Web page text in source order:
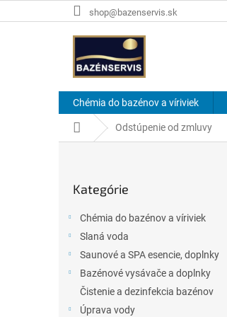
na
shop@bazenservis.sk
Chémia do bazénov a víriviek
DomovOdstúpenie od zmluvy
kategórie
Kategórie
Chémia do bazénov a víriviek
Slaná voda
Saunové a SPA esencie, doplnky
Bazénové vysávače a doplnky
Čistenie a dezinfekcia bazénov
Úprava vody